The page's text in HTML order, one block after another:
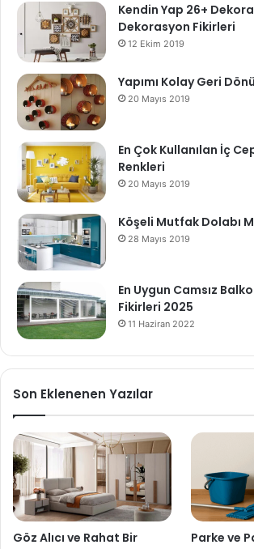
Kendin Yap 26+
Dekorasyon Fikirleri
12 Ekim 2019
Yapımı Kolay Geri
20 Mayıs 2019
En Çok Kullanılan İç
Renkleri
20 Mayıs 2019
Köşeli Mutfak Dolabı
28 Mayıs 2019
En Uygun Camsız
Fikirleri 2025
11 Haziran 2022
Son Eklenenen Yazılar
Göz Alıcı ve Rahat Bir
Parke ve